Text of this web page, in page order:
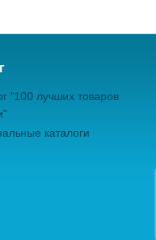
"100 лучших товаров
каталоги